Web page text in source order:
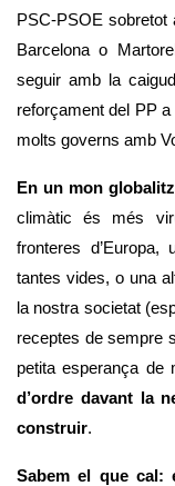
PSC-PSOE
Barcelona o
seguir amb la
reforçament del PP
molts governs amb
En un mon
climàtic és més
fronteres
tantes vides, o una
la nostra societat
receptes de sempre
petita esperança de
d’ordre davant la
construir.
Sabem el que cal: